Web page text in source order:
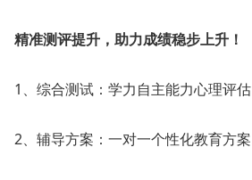
精准测评提升，助力成绩稳步上升！
1、综合测试：学力自主能力心理评估
2、辅导方案：一对一个性化教育方案